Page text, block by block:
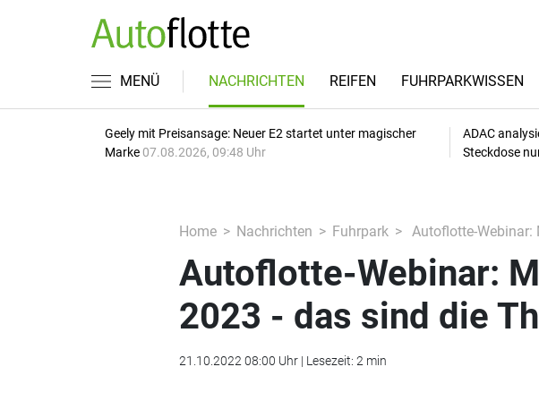
MENÜ NACHRICHTEN REIFEN FUHRPARKWISSEN
Geely mit Preisansage: Neuer E2 startet unter magischer
Marke 07.08.2026, 09:48 Uhr
ADAC
Steckdose
Home Nachrichten Fuhrpark Autoflotte-Webinar:
Autoflotte-Webinar:
2023 - das sind die
21.10.2022 08:00 Uhr | Lesezeit: 2 min